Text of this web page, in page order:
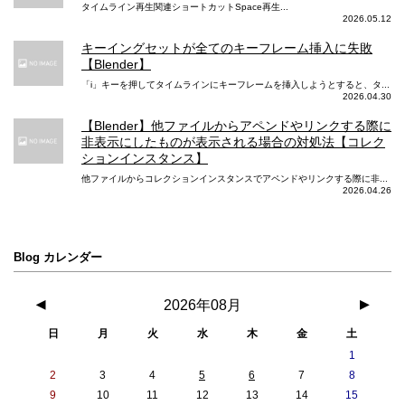
タイムライン再生関連ショートカットSpace再生...
2026.05.12
キーイングセットが全てのキーフレーム挿入に失敗
【Blender】
「i」キーを押してタイムラインにキーフレームを挿入しようとすると、タ...
2026.04.30
【Blender】他ファイルからアペンドやリンクする際に
非表示にしたものが表示される場合の対処法【コレク
ションインスタンス】
他ファイルからコレクションインスタンスでアペンドやリンクする際に非...
2026.04.26
Blog カレンダー
2026年08月
◀ ▶
日 月 火 水 木 金
土
1
2
3 4 5 6 7
8
9
10 11 12 13 14
15